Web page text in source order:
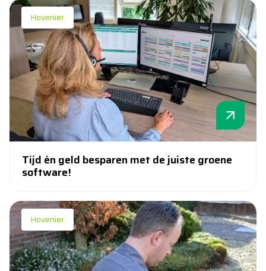
Tijd én geld besparen met de juiste groene
software!
Hovenier
Hovenier